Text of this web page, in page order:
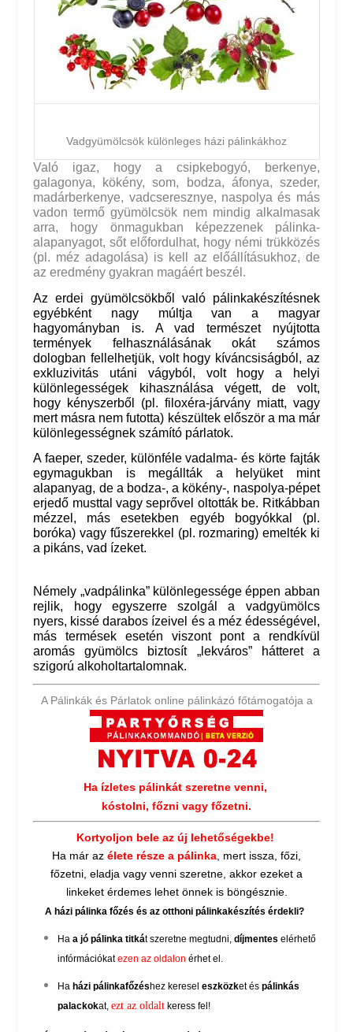
Vadgyümölcsök különleges házi pálinkákhoz
Való igaz, hogy a csipkebogyó, berkenye,
galagonya, kökény, som, bodza, áfonya, szeder,
madárberkenye, vadcseresznye, naspolya és más
vadon termő gyümölcsök nem mindig alkalmasak
arra, hogy önmagukban képezzenek pálinka-
alapanyagot, sőt előfordulhat, hogy némi trükközés
(pl. méz adagolása) is kell az előállításukhoz, de
az eredmény gyakran magáért beszél.
Az erdei gyümölcsökből való pálinkakészítésnek
egyébként nagy múltja van a magyar
hagyományban is. A vad természet nyújtotta
termények felhasználásának okát számos
dologban fellelhetjük, volt hogy kíváncsiságból, az
exkluzivitás utáni vágyból, volt hogy a helyi
különlegességek kihasználása végett, de volt,
hogy kényszerből (pl. filoxéra-járvány miatt, vagy
mert másra nem futotta) készültek először a ma már
különlegességnek számító párlatok.
A faeper, szeder, különféle vadalma- és körte fajták
egymagukban is megállták a helyüket mint
alapanyag, de a bodza-, a kökény-, naspolya-pépet
erjedő musttal vagy seprővel oltották be. Ritkábban
mézzel, más esetekben egyéb bogyókkal (pl.
boróka) vagy fűszerekkel (pl. rozmaring) emelték ki
a pikáns, vad ízeket.
Némely „vadpálinka” különlegessége éppen abban
rejlik, hogy egyszerre szolgál a vadgyümölcs
nyers, kissé darabos ízeivel és a méz édességével,
más termések esetén viszont pont a rendkívül
aromás gyümölcs biztosít „lekváros” hátteret a
szigorú alkoholtartalomnak.
A Pálinkák és Párlatok online pálinkázó főtámogatója a
Ha ízletes pálinkát szeretne venni,
kóstolni, főzni vagy főzetni.
Kortyoljon bele az új lehetőségekbe!
Ha már az élete része a pálinka , mert issza, főzi,
főzetni, eladja vagy venni szeretne, akkor ezeket a
linkeket érdemes lehet önnek is böngésznie.
A házi pálinka főzés és az otthoni pálinkakészítés érdekli?
Haa jó pálinka titkát szeretne megtudni,díjmentes elérhető
infórmációkatezen az oldalon érhet el.
Haházi pálinkafőzéshez kereseleszközket éspálinkás
palackokat, ezt az oldalt keress fel!